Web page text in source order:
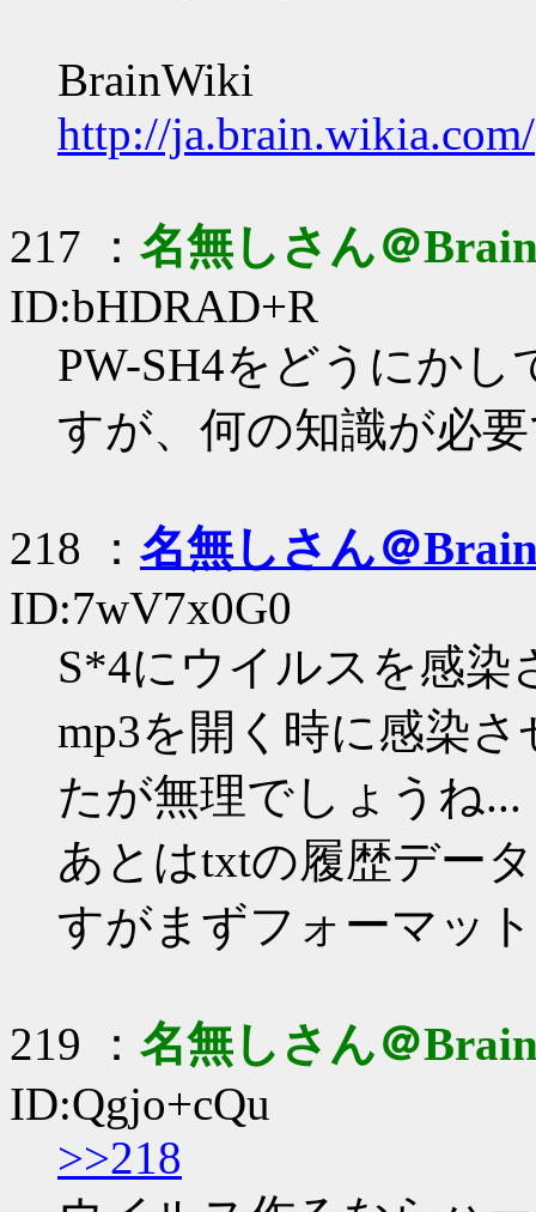
BrainWiki
http://ja.brain.wikia.com/
217 ： 名無しさん＠
ID:bHDRAD+R
PW-SH4をどうにかし
すが、何の知識が必
218 ： 名無しさん＠
ID:7wV7x0G0
S*4にウイルスを感染
mp3を開く時に感染
たが無理でしょうね...
あとはtxtの履歴デー
すがまずフォーマッ
219 ： 名無しさん＠
ID:Qgjo+cQu
>>218